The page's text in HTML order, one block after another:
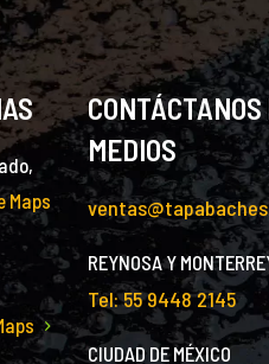
Maps
MEDIOS
REYNOSA Y
Tel: 55 9448 2145
CIUDAD DE MÉXICO